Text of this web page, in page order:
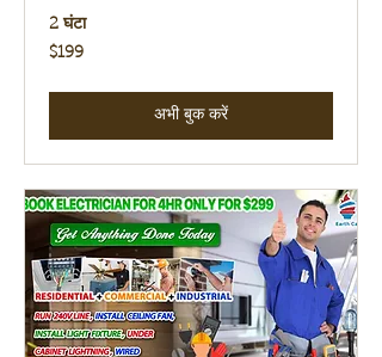
2 घंटा
199
यूएस
$199
अभी बुक करें